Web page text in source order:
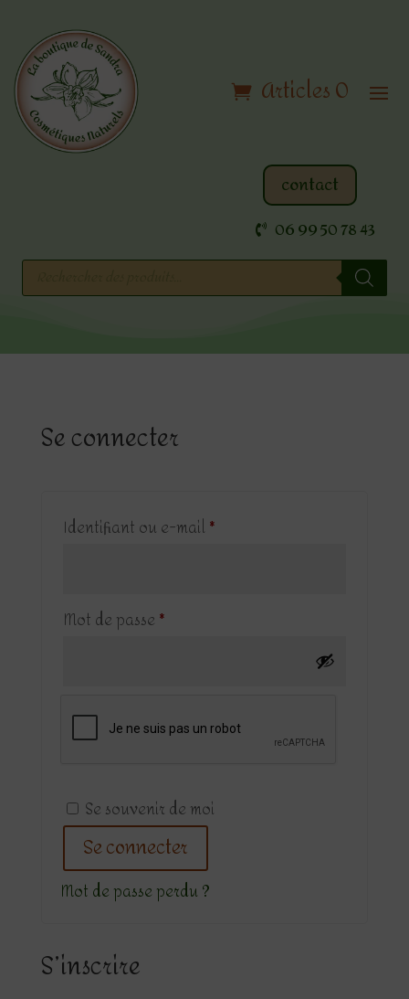
Articles 0
contact
06 99 50 78 43
Recherche
produits
Se connecter
Identifiant ou e-mail*Obligatoire
Mot de passe*Obligatoire
Se souvenir de moi
Se connecter
Mot de passe perdu ?
S’inscrire